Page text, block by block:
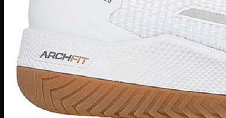
Versace
Burberry
Dior
Gucci
Coach
Bally
Montblanc
Salvatore Ferragamo
Dolce & Gabbana
Fendi
Saint Laurent